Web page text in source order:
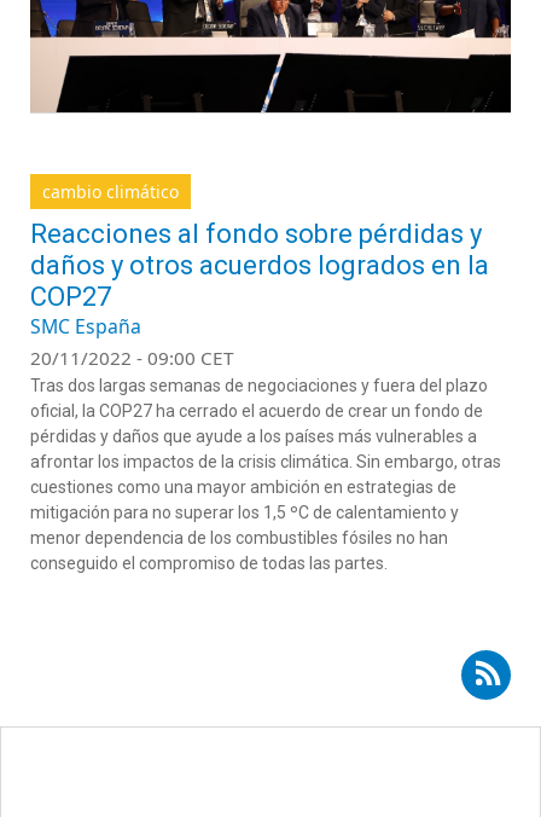
cambio climático
Reacciones al fondo sobre pérdidas y
daños y otros acuerdos logrados en la
COP27
SMC España
20/11/2022 - 09:00 CET
Tras dos largas semanas de negociaciones y fuera del plazo
oficial, la COP27 ha cerrado el acuerdo de crear un fondo de
pérdidas y daños que ayude a los países más vulnerables a
afrontar los impactos de la crisis climática. Sin embargo, otras
cuestiones como una mayor ambición en estrategias de
mitigación para no superar los 1,5 ºC de calentamiento y
menor dependencia de los combustibles fósiles no han
conseguido el compromiso de todas las partes.
Suscribirse a RSS - Carlos de Miguel Perales